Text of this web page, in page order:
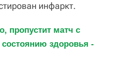
инфаркт.
пропустит матч с
здоровья -